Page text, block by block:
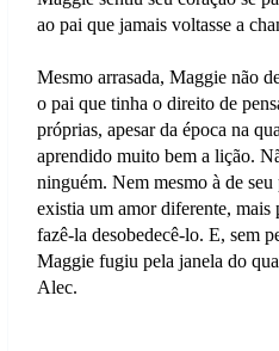
ao pai que jamais voltasse a
Mesmo arrasada, Maggie não
o pai que tinha o direito de
próprias, apesar da época na
aprendido muito bem a lição.
ninguém. Nem mesmo à de
existia um amor diferente, mais
fazê-la desobedecê-lo. E, sem
Maggie fugiu pela janela do
Alec.